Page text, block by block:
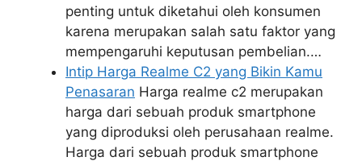
penting untuk diketahui oleh konsumen
karena merupakan salah satu faktor yang
mempengaruhi keputusan pembelian.…
Intip Harga Realme C2 yang Bikin Kamu
Penasaran Harga realme c2 merupakan
harga dari sebuah produk smartphone
yang diproduksi oleh perusahaan realme.
Harga dari sebuah produk smartphone